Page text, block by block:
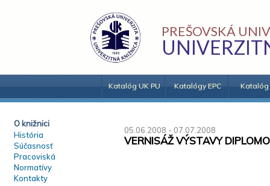
PREŠOVSKÁ
Katalóg UK PU Katalógy EPC Katalóg
O knižnici
História
Súčasnosť
Pracoviská
Normatívy
Kontakty
05.06.2008 - 07.07.2008
VERNISÁŽ VÝSTAVY